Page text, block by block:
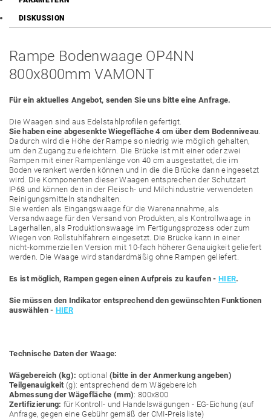
DISKUSSION
Rampe Bodenwaage OP4NN
800x800mm VAMONT
Für ein aktuelles Angebot, senden Sie uns bitte eine Anfrage.
Die Waagen sind aus Edelstahlprofilen gefertigt.
Sie haben eine abgesenkte Wiegefläche 4 cm über dem Bodenniveau.
Dadurch wird die Höhe der Rampe so niedrig wie möglich gehalten,
um den Zugang zu erleichtern. Die Brücke ist mit einer oder zwei
Rampen mit einer Rampenlänge von 40 cm ausgestattet, die im
Boden verankert werden können und in die die Brücke dann eingesetzt
wird. Die Komponenten dieser Waagen entsprechen der Schutzart
IP68 und können den in der Fleisch- und Milchindustrie verwendeten
Reinigungsmitteln standhalten.
Sie werden als Eingangswaage für die Warenannahme, als
Versandwaage für den Versand von Produkten, als Kontrollwaage in
Lagerhallen, als Produktionswaage im Fertigungsprozess oder zum
Wiegen von Rollstuhlfahrern eingesetzt. Die Brücke kann in einer
nicht-kommerziellen Version mit 10-fach höherer Genauigkeit geliefert
werden. Die Waage wird standardmäßig ohne Rampen geliefert.
Es ist möglich, Rampen gegen einen Aufpreis zu kaufen - HIER.
Sie müssen den Indikator entsprechend den gewünschten Funktionen
auswählen - HIER
Technische Daten der Waage:
Wägebereich (kg): optional (bitte in der Anmerkung angeben)
Teilgenauigkeit (g): entsprechend dem Wägebereich
Abmessung der Wägefläche (mm): 800x800
Zertifizierung: für Kontroll- und Handelswägungen - EG-Eichung (auf
Anfrage, gegen eine Gebühr gemäß der CMI-Preisliste)